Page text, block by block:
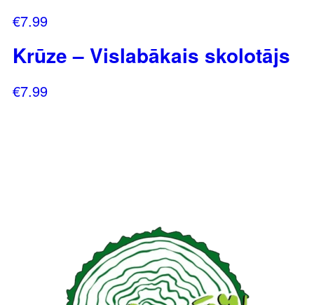
€7.99
Krūze – Vislabākais skolotājs
€7.99